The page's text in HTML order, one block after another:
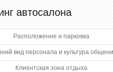
автосалона
Расположение и парковка
вид персонала и культура
Клиентская зона отдыха